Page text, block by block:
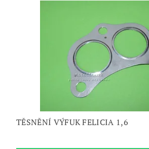
TĚSNĚNÍ VÝFUK FELICIA 1,6